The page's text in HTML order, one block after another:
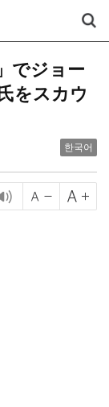
でジョー
をスカウ
한국어